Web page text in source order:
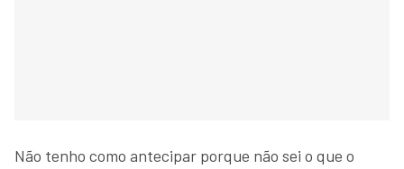
Não tenho como antecipar porque não sei o que o